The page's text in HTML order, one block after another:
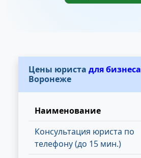
Цены юриста для бизнеса
Воронеже
Наименование
Консультация юриста по
телефону (до 15 мин.)